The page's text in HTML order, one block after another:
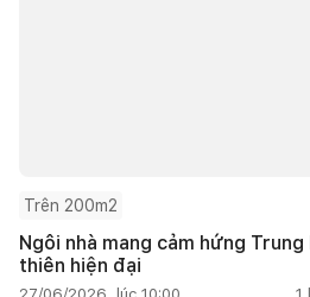
Trên 200m2
Ngôi nhà mang cảm hứng
thiên hiện đại